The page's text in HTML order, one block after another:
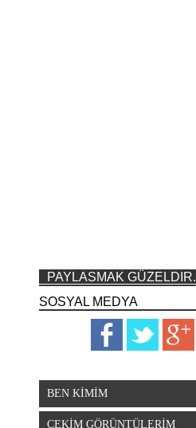
PAYLASMAK GÜZELDIR.
SOSYAL MEDYA
BEN KİMİM
ÇEKİM GÖRÜNTÜLERİM